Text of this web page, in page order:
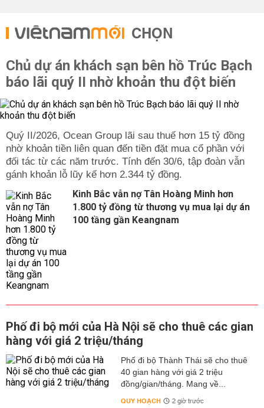
CHỌN
Chủ dự án khách sạn bên hồ Trúc Bạch
báo lãi quý II nhờ khoản thu đột biến
Quý II/2026, Ocean Group lãi sau thuế hơn 15 tỷ đồng
nhờ khoản tiền liên quan đến tiền đặt mua cổ phần với
đối tác từ các năm trước. Tính đến 30/6, tập đoàn vẫn
gánh khoản lỗ lũy kế hơn 2.344 tỷ đồng.
Kinh Bắc vẫn nợ Tân Hoàng Minh hơn
1.800 tỷ đồng từ thương vụ mua lại dự án
100 tầng gần Keangnam
Phố đi bộ mới của Hà Nội sẽ cho thuê các gian
hàng với giá 2 triệu/tháng
Phố đi bộ Thành Thái sẽ cho thuê
40 gian hàng với giá 2 triệu
đồng/gian/tháng. Mang về...
QUY HOẠCH 2 giờ trước